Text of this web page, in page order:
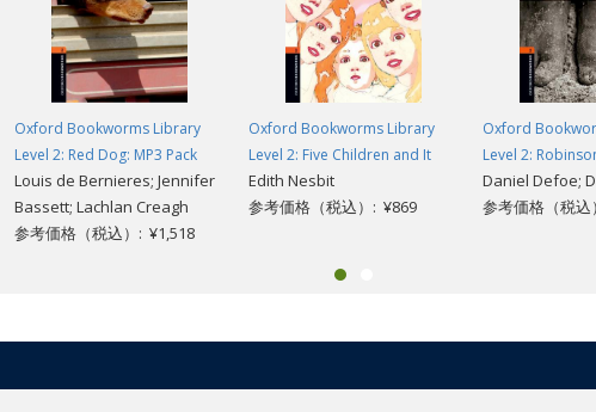
Oxford Bookworms Library
Level 2: Red Dog: MP3 Pack
Louis de Bernieres; Jennifer
Bassett; Lachlan Creagh
参考価格（税込）: ¥1,518
Oxford Bookworms Library
Level 2: Five Children and It
Edith Nesbit
参考価格（税込）: ¥869
Oxford
Level 2:
Daniel Defoe;
参考価格（税